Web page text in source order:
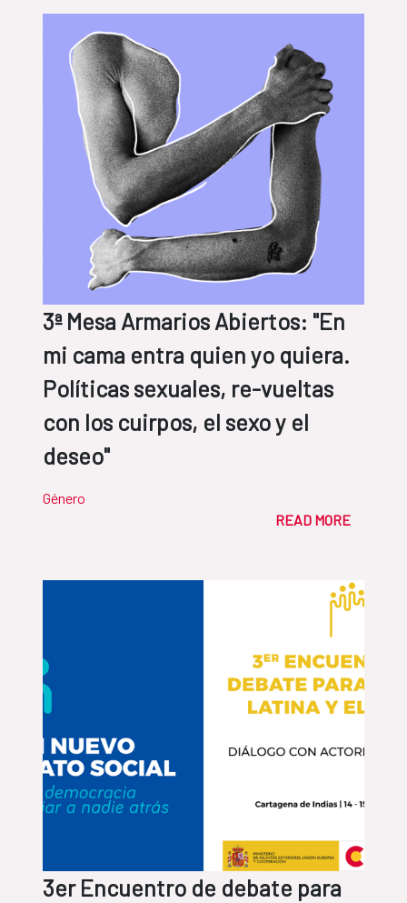
3ª Mesa Armarios Abiertos: "En
mi cama entra quien yo quiera.
Políticas sexuales, re-vueltas
con los cuirpos, el sexo y el
deseo"
Género
READ MORE
3er Encuentro de debate para